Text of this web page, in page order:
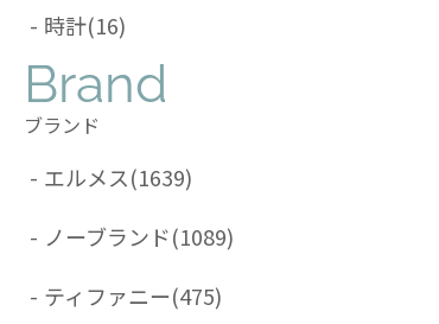
- 時計(16)
Brand
ブランド
- エルメス(1639)
- ノーブランド(1089)
- ティファニー(475)